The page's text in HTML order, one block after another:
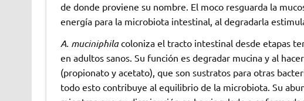
de donde proviene su nombre. El moco resguarda la
energía para la microbiota intestinal, al degradarla
A. muciniphilacoloniza el tracto intestinal desde etapas
en adultos sanos. Su función es degradar mucina y al
(propionato y acetato), que son sustratos para otras
todo esto contribuye al equilibrio de la microbiota. Su